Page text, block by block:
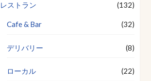
レストラン (132)
Cafe & Bar (32)
デリバリー (8)
ローカル (22)